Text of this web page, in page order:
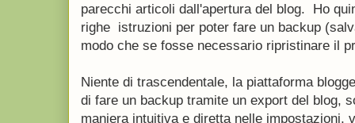
parecchi articoli dall'apertura del blog. Ho
righe istruzioni per poter fare un backup
modo che se fosse necessario ripristinare il
Niente di trascendentale, la piattaforma
di fare un backup tramite un export del blog,
maniera intuitiva e diretta nelle impostazioni,